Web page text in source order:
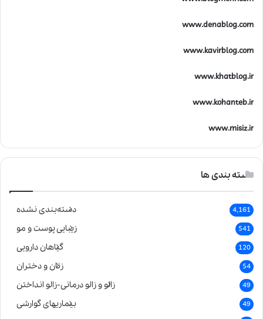
www.denablog.com
www.kavirblog.com
www.khatblog.ir
www.kohanteb.ir
www.misiz.ir
دسته بندی ها
دسته‌بندی نشده 4,161
زیبایی پوست و مو 541
گیاهان دارویی 120
زنان و دختران 54
زالو و زالو درمانی-زالو انداختن 49
بیماریهای گوارشی 49